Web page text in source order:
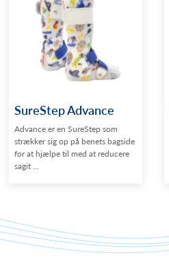
SureStep Advance
Advance er en SureStep som
strækker sig op på benets bagside
for at hjælpe til med at reducere
sagit ...